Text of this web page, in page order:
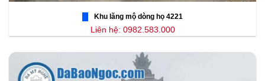
Khu lăng mộ dòng họ 4221
Liên hệ: 0982.583.000